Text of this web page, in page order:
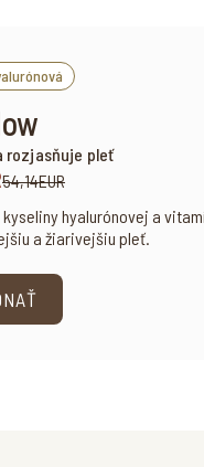
rozjasňuje pleť
54,14EUR
hyalurónovej a
a žiarivejšiu pleť.